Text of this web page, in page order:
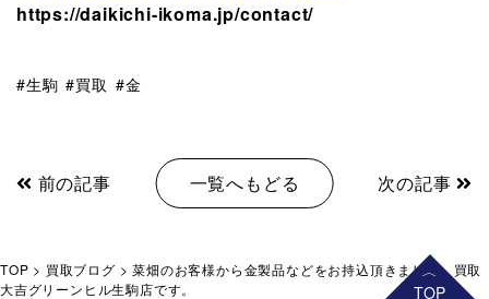
https://daikichi-ikoma.jp/contact/
生駒 買取 金
前の記事 一覧へもどる 次の記事
TOP > 買取ブログ >菜畑のお客様から金製品などをお持込頂きました。買取
大吉グリーンヒル生駒店です。